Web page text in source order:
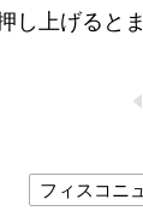
し上げると
フィスコニ